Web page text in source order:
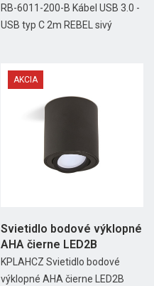
RB-6011-200-B Kábel USB 3.0 -
USB typ C 2m REBEL sivý
AKCIA
Svietidlo bodové výklopné
AHA čierne LED2B
KPLAHCZ Svietidlo bodové
výklopné AHA čierne LED2B